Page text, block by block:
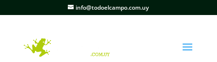
info@todoelcampo.com.uy